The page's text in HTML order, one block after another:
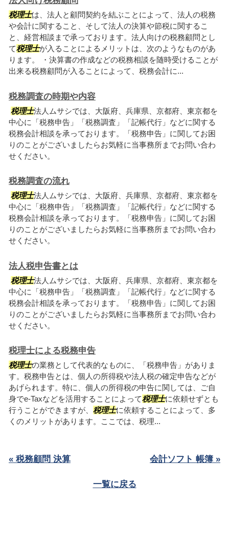
税理士は、法人と顧問契約を結ぶことによって、法人の税務
や会計に関すること、そして法人の決算や節税に関するこ
と、経営相談まで承っております。法人向けの税務顧問とし
て税理士が入ることによるメリットは、次のようなものがあ
ります。 ・決算書の作成などの税務相談を随時受けることが
出来る税務顧問が入ることによって、税務会計に...
税務調査の時期や内容
税理士法人ムサシでは、大阪府、兵庫県、京都府、東京都を
中心に「税務申告」「税務調査」「記帳代行」などに関する
税務会計相談を承っております。「税務申告」に関してお困
りのことがございましたらお気軽に当事務所までお問い合わ
せください。
税務調査の流れ
税理士法人ムサシでは、大阪府、兵庫県、京都府、東京都を
中心に「税務申告」「税務調査」「記帳代行」などに関する
税務会計相談を承っております。「税務申告」に関してお困
りのことがございましたらお気軽に当事務所までお問い合わ
せください。
法人税申告書とは
税理士法人ムサシでは、大阪府、兵庫県、京都府、東京都を
中心に「税務申告」「税務調査」「記帳代行」などに関する
税務会計相談を承っております。「税務申告」に関してお困
りのことがございましたらお気軽に当事務所までお問い合わ
せください。
税理士による税務申告
税理士の業務として代表的なものに、「税務申告」がありま
す。税務申告とは、個人の所得税や法人税の確定申告などが
あげられます。特に、個人の所得税の申告に関しては、ご自
身でe-Taxなどを活用することによって税理士に依頼せずとも
行うことができますが、 税理士に依頼することによって、多
くのメリットがあります。ここでは、税理...
« 税務顧問 決算 会計ソフト 帳簿 »
一覧に戻る